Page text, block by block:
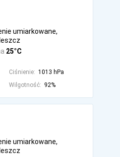
25°C
umiarkowane,
Ciśnienie: 1013 hPa
Wilgotność: 92%
umiarkowane,